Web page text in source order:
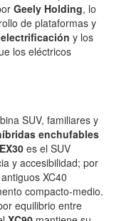
Geely Holding, lo
de plataformas y
electrificación y los
los eléctricos
SUV, familiares y
enchufables
EX30 es el SUV
y accesibilidad; por
XC40
compacto‑medio.
equilibrio entre